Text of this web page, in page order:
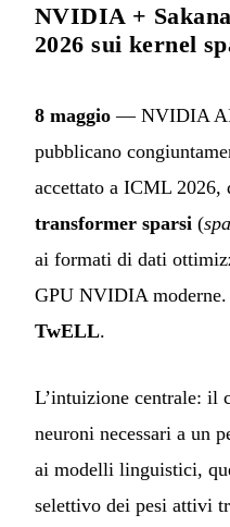
NVIDIA +
2026 sui kernel
8 maggio — NVIDIA AI
pubblicano
accettato a ICML 2026,
transformer sparsi (
ai formati di dati
GPU NVIDIA
TwELL.
L’intuizione centrale: il
neuroni necessari a un
ai modelli linguistici,
selettivo dei pesi attivi